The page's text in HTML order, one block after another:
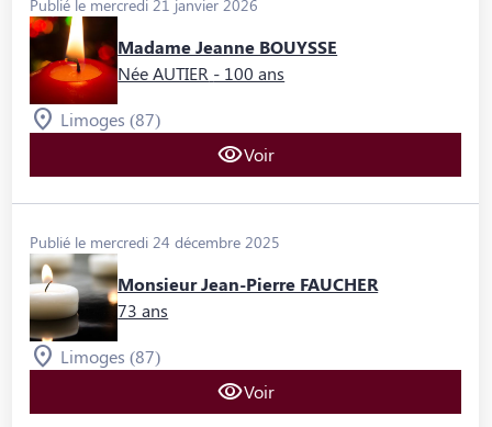
Publié le mercredi 21 janvier 2026
Madame Jeanne BOUYSSE
Née AUTIER - 100 ans
Limoges (87)
Voir
Publié le mercredi 24 décembre 2025
Monsieur Jean-Pierre FAUCHER
73 ans
Limoges (87)
Voir